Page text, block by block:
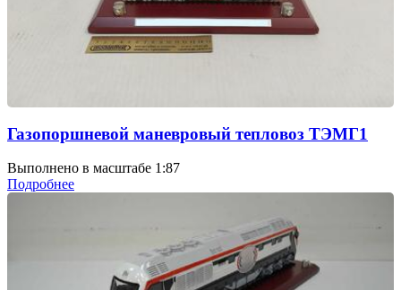
Газопоршневой маневровый тепловоз ТЭМГ1
Выполнено в масштабе 1:87
Подробнее